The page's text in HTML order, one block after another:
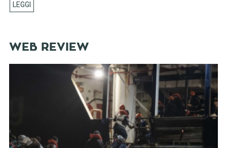
WEB REVIEW